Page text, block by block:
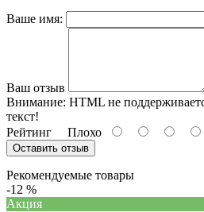
Ваше имя:
Ваш отзыв
Внимание: HTML не
текст!
Рейтинг Плохо
Оставить отзыв
Рекомендуемые товары
-12 %
Акция